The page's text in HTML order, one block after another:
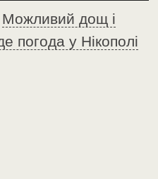
Можливий дощ і
погода у Нікополі